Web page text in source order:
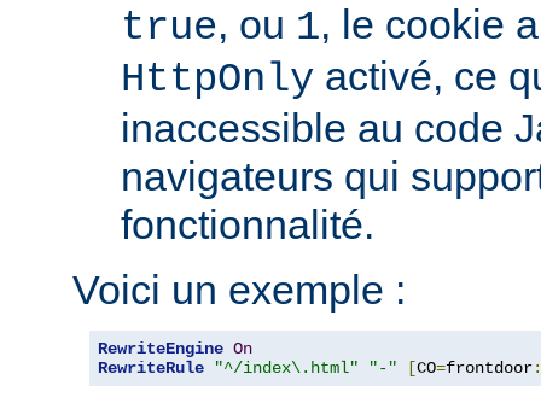
true, ou 1, le cookie
HttpOnly activé, ce
inaccessible au code
navigateurs qui
fonctionnalité.
Voici un exemple :
RewriteEngine On
RewriteRule
"^/index\.html" "-" [CO=frontdoor: